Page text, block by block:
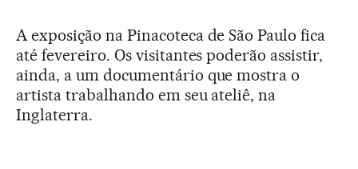
A exposição na Pinacoteca de São Paulo fica
até fevereiro. Os visitantes poderão assistir,
ainda, a um documentário que mostra o
artista trabalhando em seu ateliê, na
Inglaterra.